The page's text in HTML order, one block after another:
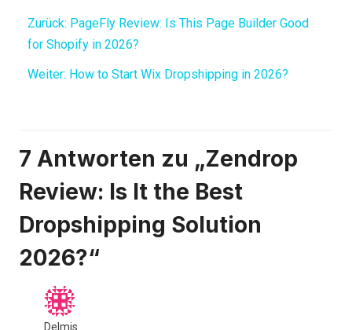
Zurück: PageFly Review: Is This Page Builder Good
for Shopify in 2026?
Weiter: How to Start Wix Dropshipping in 2026?
7 Antworten zu „Zendrop
Review: Is It the Best
Dropshipping Solution
2026?“
Delmis